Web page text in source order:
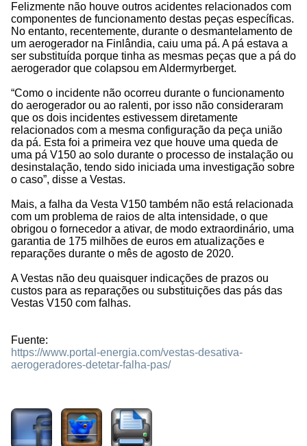
Felizmente não houve outros acidentes relacionados com
componentes de funcionamento destas peças específicas.
No entanto, recentemente, durante o desmantelamento de
um aerogerador na Finlândia, caiu uma pá. A pá estava a
ser substituída porque tinha as mesmas peças que a pá do
aerogerador que colapsou em Aldermyrberget.
“Como o incidente não ocorreu durante o funcionamento
do aerogerador ou ao ralenti, por isso não consideraram
que os dois incidentes estivessem diretamente
relacionados com a mesma configuração da peça união
da pá. Esta foi a primeira vez que houve uma queda de
uma pá V150 ao solo durante o processo de instalação ou
desinstalação, tendo sido iniciada uma investigação sobre
o caso”, disse a Vestas.
Mais, a falha da Vesta V150 também não está relacionada
com um problema de raios de alta intensidade, o que
obrigou o fornecedor a ativar, de modo extraordinário, uma
garantia de 175 milhões de euros em atualizações e
reparações durante o mês de agosto de 2020.
A Vestas não deu quaisquer indicações de prazos ou
custos para as reparações ou substituições das pás das
Vestas V150 com falhas.
Fuente:
https://www.portal-energia.com/vestas-desativa-
aerogeradores-detetar-falha-pas/